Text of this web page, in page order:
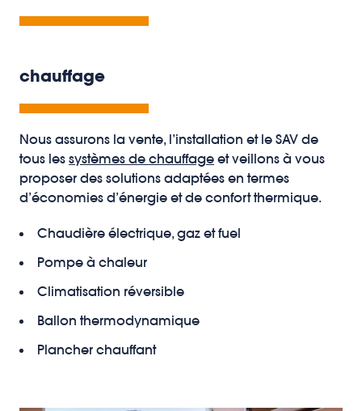
chauffage
Nous assurons la vente, l’installation et le SAV de
tous les systèmes de chauffage et veillons à vous
proposer des solutions adaptées en termes
d’économies d’énergie et de confort thermique.
Chaudière électrique, gaz et fuel
Pompe à chaleur
Climatisation réversible
Ballon thermodynamique
Plancher chauffant